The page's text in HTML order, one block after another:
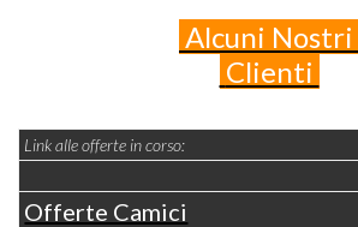
Alcuni Nostri
Clienti
Link alle offerte in corso:
Offerte Camici